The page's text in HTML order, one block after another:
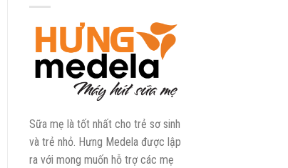
Sữa mẹ là tốt nhất cho trẻ sơ sinh
và trẻ nhỏ. Hưng Medela được lập
ra với mong muốn hỗ trợ các mẹ